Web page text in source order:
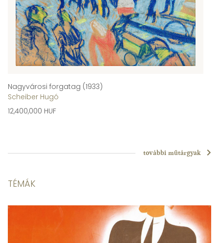
Nagyvárosi forgatag (1933)
Scheiber Hugó
12,400,000 HUF
további műtárgyak
TÉMÁK